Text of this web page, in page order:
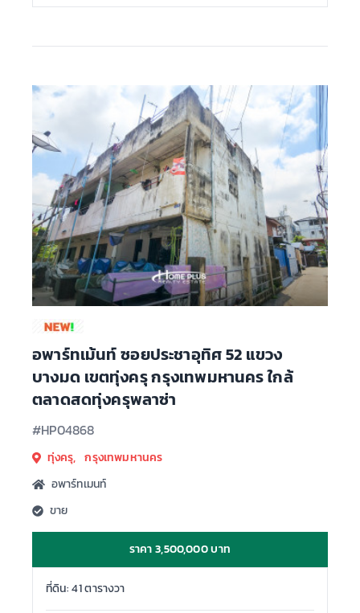
อพาร์ทเม้นท์ ซอยประชาอุทิศ 52 แขวง
บางมด เขตทุ่งครุ กรุงเทพมหานคร ใกล้
ตลาดสดทุ่งครุพลาซ่า
#HP04868
ทุ่งครุ, กรุงเทพมหานคร
อพาร์ทเมนท์
ขาย
ราคา 3,500,000 บาท
ที่ดิน: 41 ตารางวา